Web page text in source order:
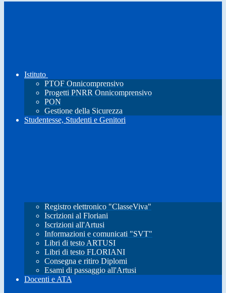
Istituto
PTOF Onnicomprensivo
Progetti PNRR Onnicomprensivo
PON
Gestione della Sicurezza
Studentesse, Studenti e Genitori
Registro elettronico "ClasseViva"
Iscrizioni al Floriani
Iscrizioni all'Artusi
Informazioni e comunicati "SVT"
Libri di testo ARTUSI
Libri di testo FLORIANI
Consegna e ritiro Diplomi
Esami di passaggio all'Artusi
Docenti e ATA